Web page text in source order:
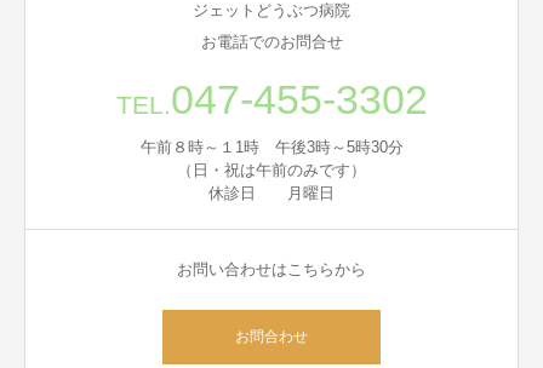
ジェットどうぶつ病院
お電話でのお問合せ
TEL.047-455-3302
午前８時～１1時 午後3時～5時30分
（日・祝は午前のみです）
休診日 月曜日
お問い合わせはこちらから
お問合わせ